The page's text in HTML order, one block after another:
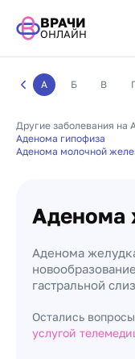
ВРАЧИ
ОНЛАЙН
А Б В
Другие заболевания на
Аденома гипофиза
Аденома молочной
Аденома
Аденома
гастральной
Остались
услугой